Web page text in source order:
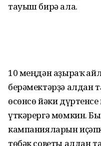
тауыш бирә ала.
10 меңдән аҙыраҡ
берәмектәрҙә алдан
өсөнсө йәки
үткәрергә мөмкин.
кампанияларын
төбәк советы алдан